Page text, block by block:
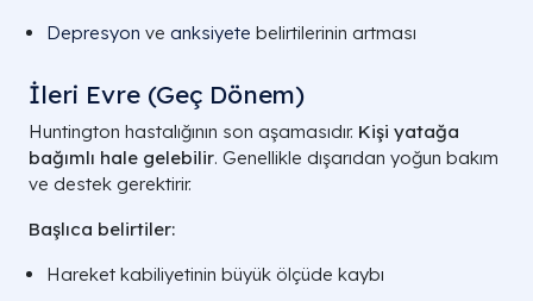
Depresyon ve anksiyete belirtilerinin artması
İleri Evre (Geç Dönem)
Huntington hastalığının son aşamasıdır. Kişi yatağa
bağımlı hale gelebilir. Genellikle dışarıdan yoğun bakım
ve destek gerektirir.
Başlıca belirtiler:
Hareket kabiliyetinin büyük ölçüde kaybı